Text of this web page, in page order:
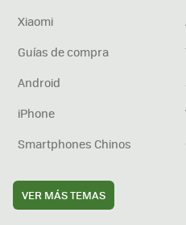
Xiaomi
Guías de compra
Android
iPhone
Smartphones Chinos
VER MÁS TEMAS